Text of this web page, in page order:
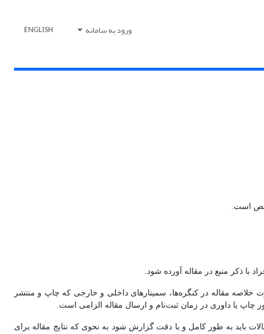
ورود به سامانه ENGLISH
است.
ذکر منبع در مقاله آورده شود.
مقاله در کنگره‌ها، سمینارهای داخلی و خارجی که چاپ و منتشر
چاپ یا داوری در زمان ثبت‌نام و ارسال مقاله الزامی است.
باید به طور کامل و با دقت گزارش شود به نحوی که نتایج مقاله برای